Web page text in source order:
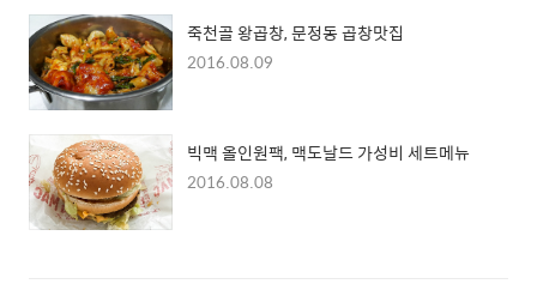
죽천골 왕곱창, 문정동 곱창맛집
2016.08.09
빅맥 올인원팩, 맥도날드 가성비 세트메뉴
2016.08.08